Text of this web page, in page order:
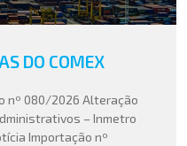
DO COMEX
nº 080/2026 Alteração
– Inmetro
Importação nº